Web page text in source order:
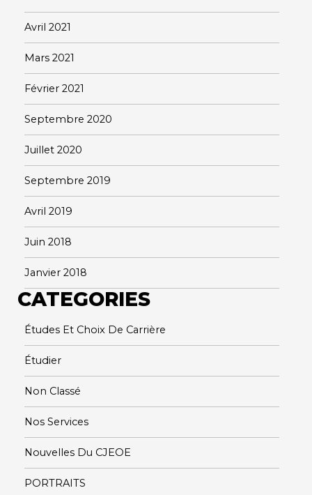
Avril 2021
Mars 2021
Février 2021
Septembre 2020
Juillet 2020
Septembre 2019
Avril 2019
Juin 2018
Janvier 2018
CATEGORIES
Études Et Choix De Carrière
Étudier
Non Classé
Nos Services
Nouvelles Du CJEOE
PORTRAITS